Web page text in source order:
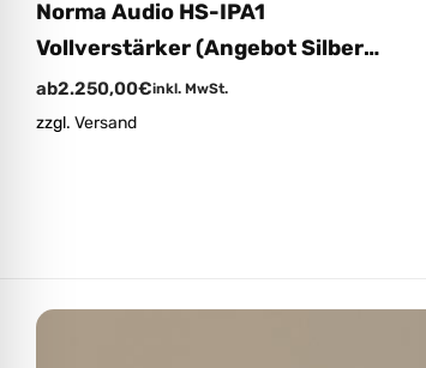
Norma Audio HS-IPA1
Vollverstärker (Angebot Silber
ohne Module)
ab2.250,00€inkl. MwSt.
zzgl. Versand